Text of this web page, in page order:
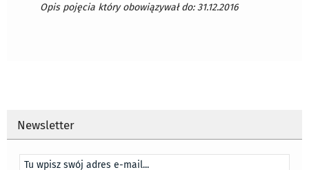
Opis pojęcia który obowiązywał do: 31.12.2016
Newsletter